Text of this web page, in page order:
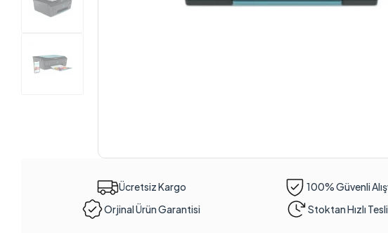
Ücretsiz Kargo
100% Güvenli
Orjinal Ürün Garantisi
Stoktan Hızlı